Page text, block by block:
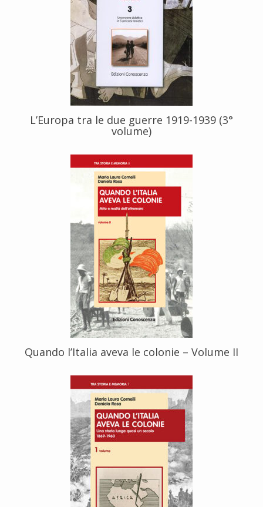
L’Europa tra le due guerre 1919-1939 (3°
volume)
Quando l’Italia aveva le colonie – Volume II